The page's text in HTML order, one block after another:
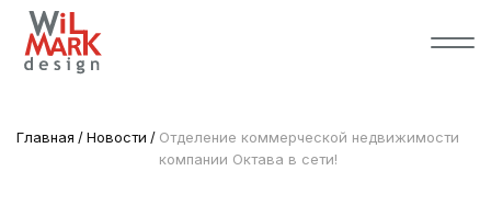
Главная Новости
Отделение коммерческой недвижимости
компании Октава в сети!